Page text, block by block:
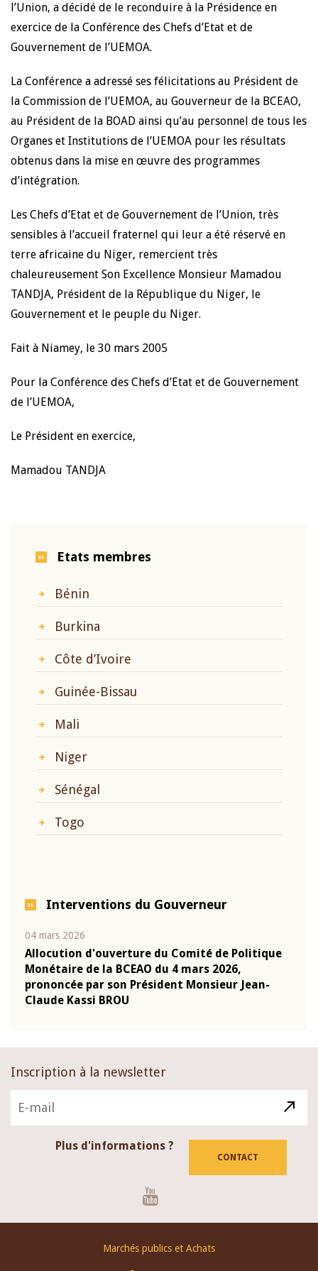
l’Union, a décidé de le reconduire à la Présidence en
exercice de la Conférence des Chefs d’Etat et de
Gouvernement de l’UEMOA.
La Conférence a adressé ses félicitations au Président de
la Commission de l’UEMOA, au Gouverneur de la BCEAO,
au Président de la BOAD ainsi qu’au personnel de tous les
Organes et Institutions de l’UEMOA pour les résultats
obtenus dans la mise en œuvre des programmes
d’intégration.
Les Chefs d’Etat et de Gouvernement de l’Union, très
sensibles à l’accueil fraternel qui leur a été réservé en
terre africaine du Niger, remercient très
chaleureusement Son Excellence Monsieur Mamadou
TANDJA, Président de la République du Niger, le
Gouvernement et le peuple du Niger.
Fait à Niamey, le 30 mars 2005
Pour la Conférence des Chefs d’Etat et de Gouvernement
de l’UEMOA,
Le Président en exercice,
Mamadou TANDJA
Etats membres
Bénin
Burkina
Côte d’Ivoire
Guinée-Bissau
Mali
Niger
Sénégal
Togo
Interventions du Gouverneur
22 juillet 2026
Mot introductif du Gouverneur Jean-Claude
Kassi BROU lors de la cérémonie de
présentation du rapport annuel 2025 de la
BCEAO
Inscription à la newsletter
Plus d'informations ?
CONTACT
Marchés publics et Achats